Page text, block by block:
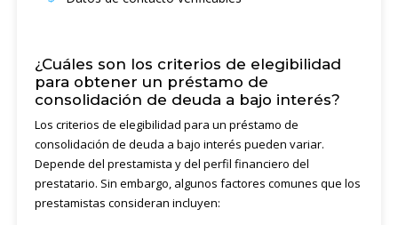
¿Cuáles son los criterios de elegibilidad
para obtener un préstamo de
consolidación de deuda a bajo interés?
Los criterios de elegibilidad para un préstamo de
consolidación de deuda a bajo interés pueden variar.
Depende del prestamista y del perfil financiero del
prestatario. Sin embargo, algunos factores comunes que los
prestamistas consideran incluyen: